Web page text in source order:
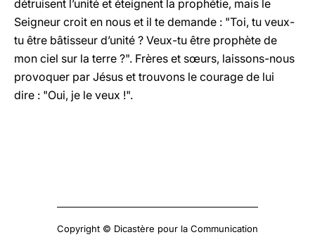
détruisent l’unité et éteignent la prophétie, mais le
Seigneur croit en nous et il te demande : "Toi, tu veux-
tu être bâtisseur d’unité ? Veux-tu être prophète de
mon ciel sur la terre ?". Frères et sœurs, laissons-nous
provoquer par Jésus et trouvons le courage de lui
dire : "Oui, je le veux !".
Copyright © Dicastère pour la Communication